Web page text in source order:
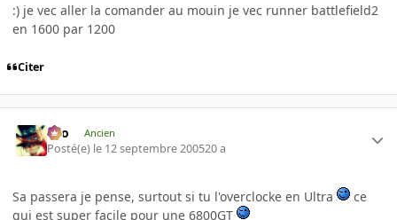
:) je vec aller la comander au mouin je vec runner battlefield2
en 1600 par 1200
Citer
eYo Ancien
Posté(e) le 12 septembre 200520 a
Sa passera je pense, surtout si tu l'overclocke en Ultra
ce
qui est super facile pour une 6800GT